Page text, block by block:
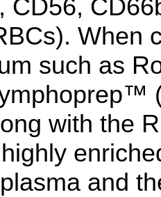
CD56,
When
such as
with the
and